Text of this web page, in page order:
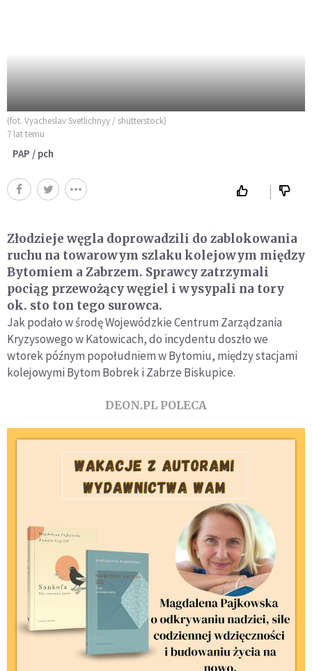
(fot. Vyacheslav Svetlichnyy / shutterstock)
7 lat temu
PAP / pch
Złodzieje węgla doprowadzili do zablokowania
ruchu na towarowym szlaku kolejowym między
Bytomiem a Zabrzem. Sprawcy zatrzymali
pociąg przewożący węgiel i wysypali na tory
ok. sto ton tego surowca.
Jak podało w środę Wojewódzkie Centrum Zarządzania
Kryzysowego w Katowicach, do incydentu doszło we
wtorek późnym popołudniem w Bytomiu, między stacjami
kolejowymi Bytom Bobrek i Zabrze Biskupice.
DEON.PL POLECA